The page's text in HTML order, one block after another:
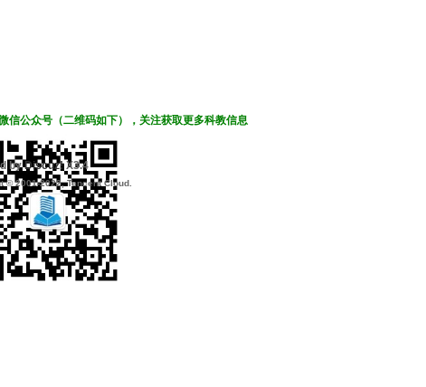
信公众号（二维码如下），关注获取更多科教信息
byDiscuz! X3.4
© 2001-2022, Tencent Cloud.